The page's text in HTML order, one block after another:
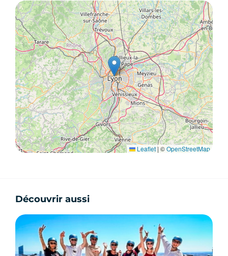
Leaflet| ©OpenStreetMap
Découvrir aussi